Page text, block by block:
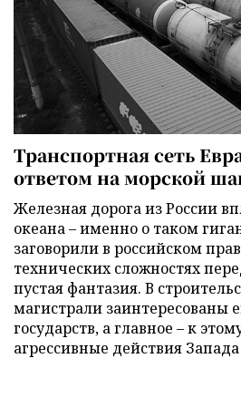
Транспортная сеть
ответом на морской
Железная дорога из России
океана – именно о таком
заговорили в российском
технических сложностях
пустая фантазия. В
магистрали заинтересованы
государств, а главное – к
агрессивные действия